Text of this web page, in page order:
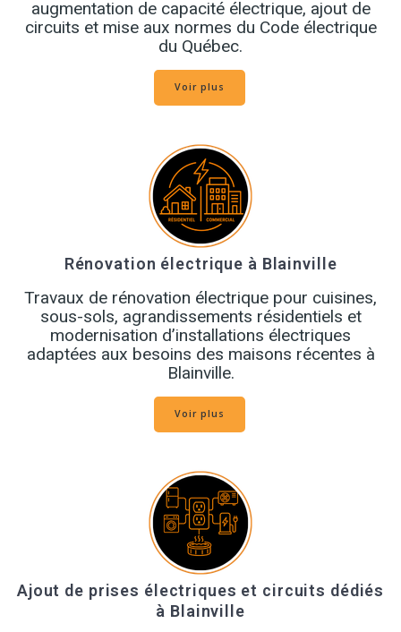
augmentation de capacité électrique, ajout de
circuits et mise aux normes du Code électrique
du Québec.
Voir plus
Rénovation électrique à Blainville
Travaux de rénovation électrique pour cuisines,
sous-sols, agrandissements résidentiels et
modernisation d’installations électriques
adaptées aux besoins des maisons récentes à
Blainville.
Voir plus
Ajout de prises électriques et circuits dédiés
à Blainville